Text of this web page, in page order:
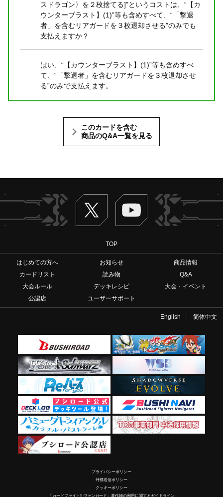
スドラゴン〉を２枚捨てる]”というコストは、“【カ
ウンターブラスト】(1)”等も含めすべて、“「撃退
者」を含むリアガードを３枚退却させる”のみでも
支払えますか？
はい、“【カウンターブラスト】(1)”等も含めすべ
て、“「撃退者」を含むリアガードを３枚退却させ
る”のみで支払えます。
このカードを含む
商品のQ&A一覧を見る
Twitter ヴァンガードch
TOP
はじめての方へ お知らせ
商品情報
カードリスト
読み物
Q&A
大会ルール
デッキレシピ
大会・イベント
公認店
ユーザーサポート
English 简体中文
プライバシーポリシー
外部送信ポリシー
クッキーポリシー
「カードファイト!! ヴァンガード」著作物の利用に関するガイドライン